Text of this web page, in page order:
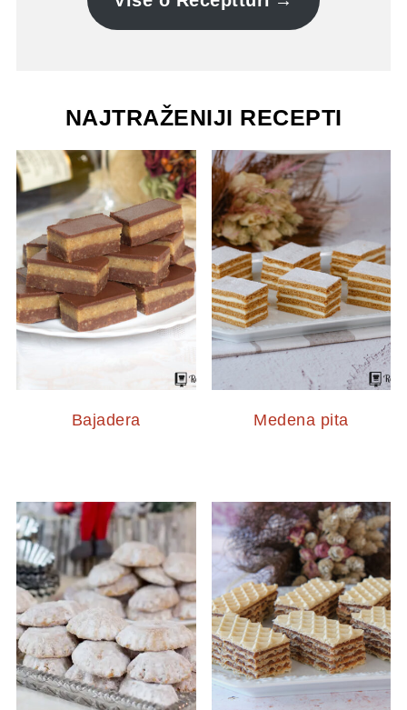
NAJTRAŽENIJI RECEPTI
Bajadera Medena pita